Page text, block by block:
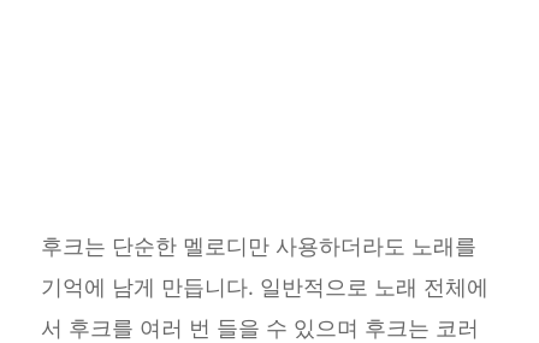
후크는 단순한 멜로디만 사용하더라도 노래를
기억에 남게 만듭니다. 일반적으로 노래 전체에
서 후크를 여러 번 들을 수 있으며 후크는 코러